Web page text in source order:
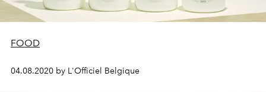
FOOD
04.08.2020 by L'Officiel Belgique